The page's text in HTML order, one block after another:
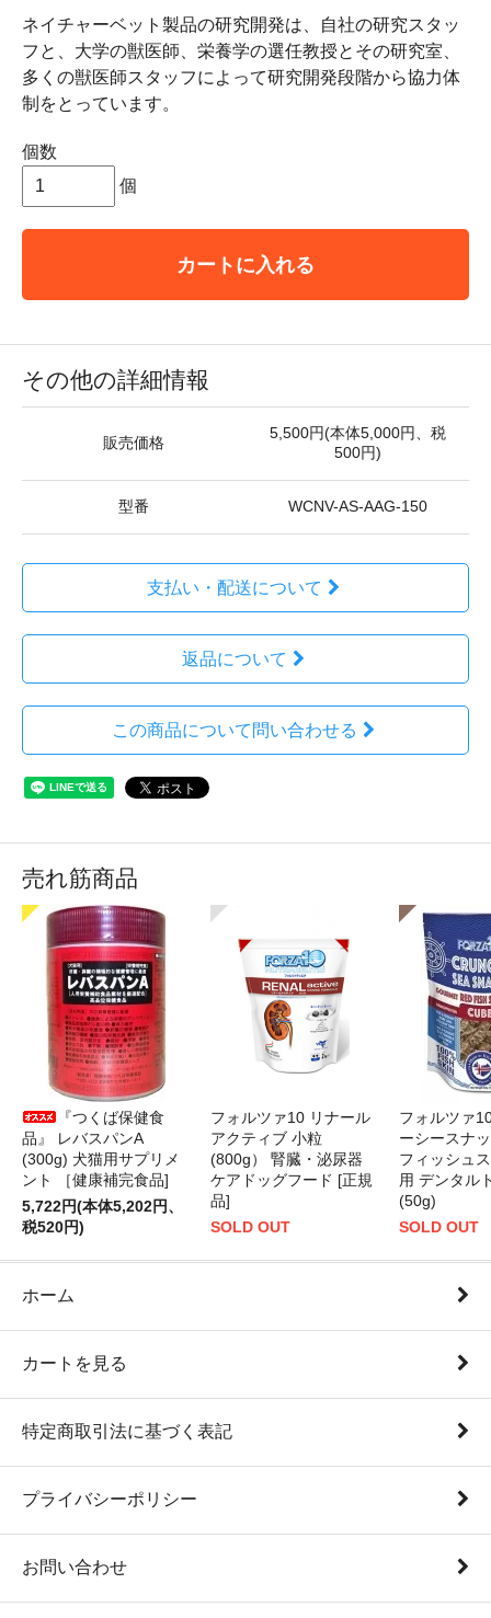
ネイチャーベット製品の研究開発は、自社の研究スタッ
フと、大学の獣医師、栄養学の選任教授とその研究室、
多くの獣医師スタッフによって研究開発段階から協力体
制をとっています。
個数
個
カートに入れる
その他の詳細情報
販売価格
5,500円(本体5,000円、税
500円)
型番 WCNV-AS-AAG-150
支払い・配送について
返品について
この商品について問い合わせる
売れ筋商品
『つくば保健食
品』 レバスパンA
(300g) 犬猫用サプリメ
ント ［健康補完食品]
5,722円(本体5,202円、
税520円)
フォルツァ10 リナール
アクティブ 小粒
(800g） 腎臓・泌尿器
ケアドッグフード [正規
品]
SOLD OUT
フォルツァ
ーシースナ
フィッシュ
用 デンタル
(50g)
SOLD OUT
ホーム
カートを見る
特定商取引法に基づく表記
プライバシーポリシー
お問い合わせ